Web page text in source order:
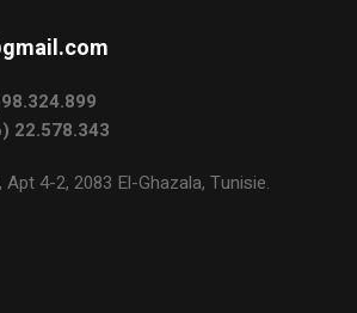
22.578.343
4-2, 2083 El-Ghazala, Tunisie.